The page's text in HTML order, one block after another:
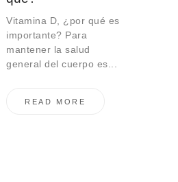
Vitamina D, ¿por qué es
importante? Para
mantener la salud
general del cuerpo es...
READ MORE